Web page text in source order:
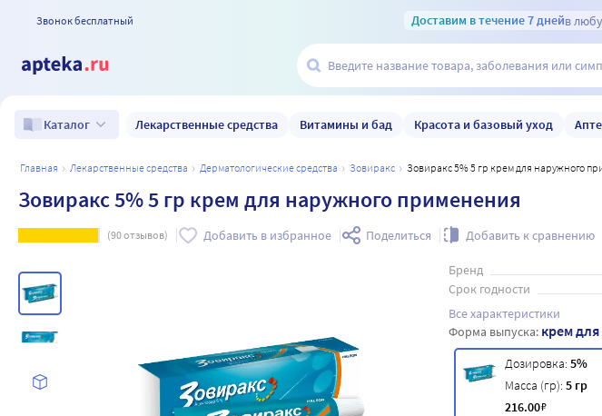
Звонок бесплатный Доставим в течение 7 днейв
Каталог Лекарственные средства Витамины и бад Красота и базовый уход
главная лекарственные средства дерматологические средства зовиракс Зовиракс 5% 5 гр крем для наружного
Зовиракс 5% 5 гр крем для наружного применения
(90отзывов) Добавить в избранное Поделиться Добавить к сравнению
Бренд
Срок годности
Все характеристики
Форма выпуска: крем
Дозировка: 5%
Масса (гр): 5 гр
216.00₽